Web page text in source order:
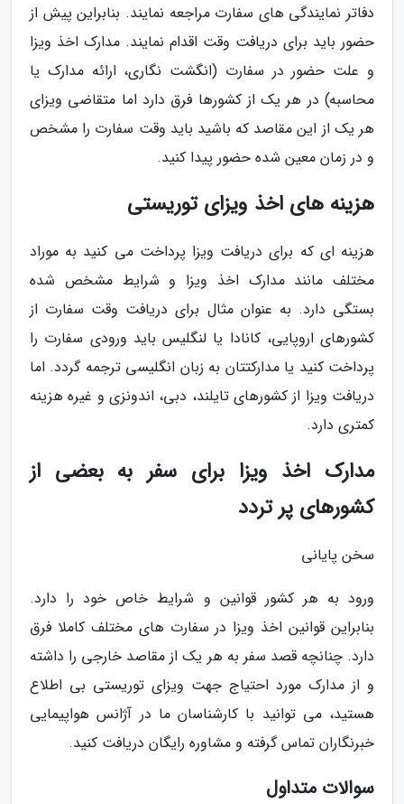
دفاتر نمایندگی های سفارت مراجعه نمایند. بنابراین پیش از
حضور باید برای دریافت وقت اقدام نمایند. مدارک اخذ ویزا
و علت حضور در سفارت (انگشت نگاری، ارائه مدارک یا
محاسبه) در هر یک از کشورها فرق دارد اما متقاضی ویزای
هر یک از این مقاصد که باشید باید وقت سفارت را مشخص
و در زمان معین شده حضور پیدا کنید.
هزینه های اخذ ویزای توریستی
هزینه ای که برای دریافت ویزا پرداخت می کنید به موراد
مختلف مانند مدارک اخذ ویزا و شرایط مشخص شده
بستگی دارد. به عنوان مثال برای دریافت وقت سفارت از
کشورهای اروپایی، کانادا یا لنگلیس باید ورودی سفارت را
پرداخت کنید یا مدارکتتان به زبان انگلیسی ترجمه گردد. اما
دریافت ویزا از کشورهای تایلند، دبی، اندونزی و غیره هزینه
کمتری دارد.
مدارک اخذ ویزا برای سفر به بعضی از
کشورهای پر تردد
سخن پایانی
ورود به هر کشور قوانین و شرایط خاص خود را دارد.
بنابراین قوانین اخذ ویزا در سفارت های مختلف کاملا فرق
دارد. چنانچه قصد سفر به هر یک از مقاصد خارجی را داشته
و از مدارک مورد احتیاج جهت ویزای توریستی بی اطلاع
هستید، می توانید با کارشناسان ما در آژانس هواپیمایی
خبرنگاران تماس گرفته و مشاوره رایگان دریافت کنید.
سوالات متداول